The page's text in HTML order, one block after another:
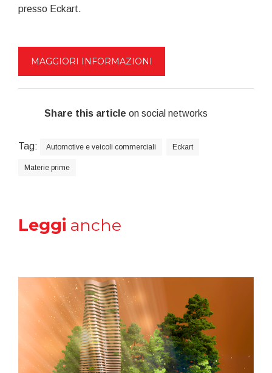
presso Eckart.
MAGGIORI INFORMAZIONI
Share this article on social networks
Tag: Automotive e veicoli commerciali Eckart
Materie prime
Leggi anche